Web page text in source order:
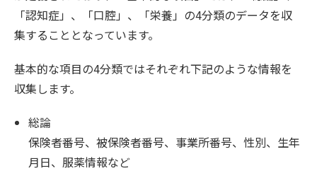
「認知症」、「口腔」、「栄養」の4分類のデータを収
集することとなっています。
基本的な項目の4分類ではそれぞれ下記のような情報を
収集します。
総論
保険者番号、被保険者番号、事業所番号、性別、生年
月日、服薬情報など